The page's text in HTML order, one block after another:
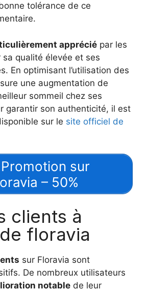
tolérance de ce
apprécié par les
qualité élevée et ses
En optimisant l’utilisation des
une augmentation de
sommeil chez ses
garantir son authenticité, il est
sur le site officiel de
Promotion sur
– 50%
clients à
floravia
sur Floravia sont
De nombreux utilisateurs
notable de leur